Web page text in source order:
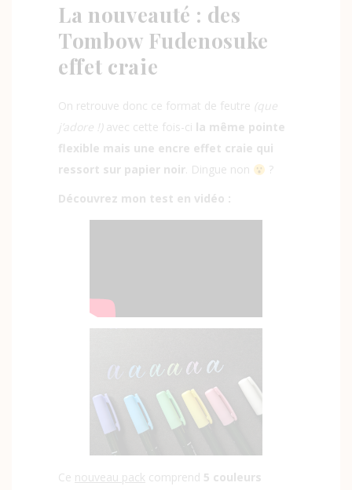
La nouveauté : des
Tombow Fudenosuke
effet craie
On retrouve donc ce format de feutre (que
j’adore !)avec cette fois-ci la même pointe
flexible mais une encre effet craie qui
ressort sur papier noir . Dingue non
?
Découvrez mon test en vidéo :
Ce nouveau pack comprend 5 couleurs